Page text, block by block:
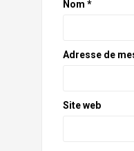
Nom *
Adresse de
Site web